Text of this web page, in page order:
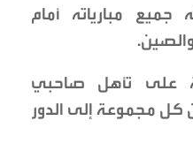
جميع مبارياته أمام
والصين.
على تأهل صاحبي
كل مجموعة إلى الدور